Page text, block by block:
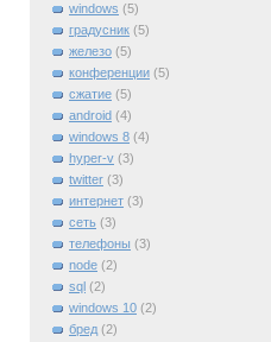
windows (5)
градусник (5)
железо (5)
конференции (5)
сжатие (5)
android (4)
windows 8 (4)
hyper-v (3)
twitter (3)
интернет (3)
сеть (3)
телефоны (3)
node (2)
sql (2)
windows 10 (2)
бред (2)